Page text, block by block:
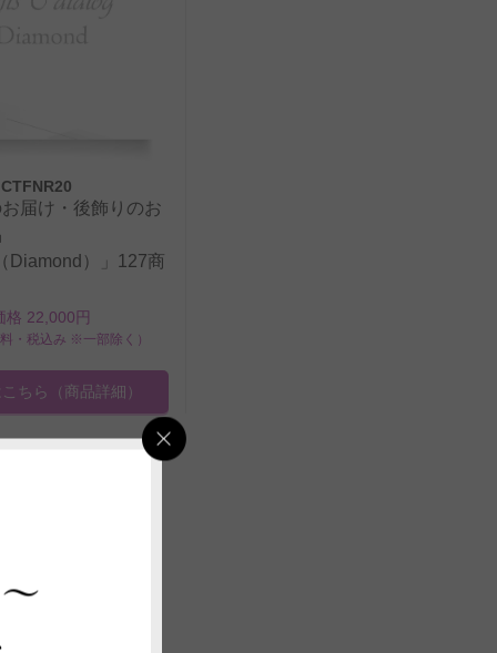
届け・後飾りのお
Diamond）」127商
格 22,000円
・税込み ※一部除く）
ちら （商品詳細）